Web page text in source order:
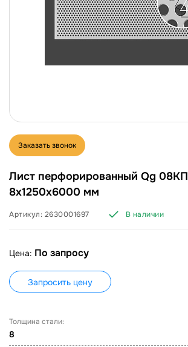
Заказать звонок
Лист перфорированный Qg 08КП
8х1250х6000 мм
Артикул: 2630001697 В наличии
Цена: По запросу
Запросить цену
Толщина стали:
8